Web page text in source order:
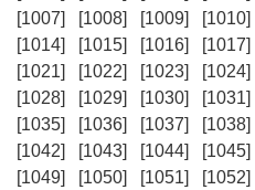
[1007]
[1008] [1009] [1010]
[1014]
[1015] [1016] [1017]
[1021]
[1022] [1023] [1024]
[1028]
[1029] [1030] [1031]
[1035]
[1036] [1037] [1038]
[1042]
[1043] [1044] [1045]
[1049]
[1050] [1051] [1052]